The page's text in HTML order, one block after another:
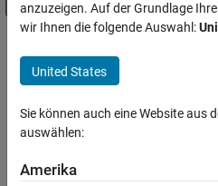
Umschaltung für
Hauptinhalt
Praktika
Commercial Sales
Customer Support
Education Sales
Inside Sales
+7
Derzeit
anzuzeigen. Auf der Grundlage
wir Ihnen die folgende Auswahl:
United States
Sie können auch eine Website aus
auswählen:
Amerika